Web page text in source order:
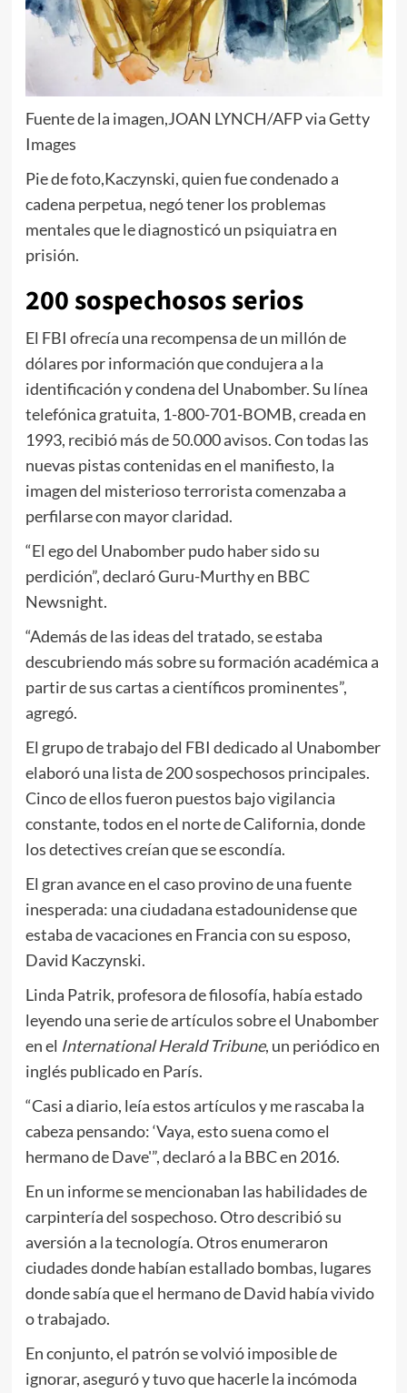
Fuente de la imagen,JOAN LYNCH/AFP via Getty
Images
Pie de foto,Kaczynski, quien fue condenado a
cadena perpetua, negó tener los problemas
mentales que le diagnosticó un psiquiatra en
prisión.
200 sospechosos serios
El FBI ofrecía una recompensa de un millón de
dólares por información que condujera a la
identificación y condena del Unabomber. Su línea
telefónica gratuita, 1-800-701-BOMB, creada en
1993, recibió más de 50.000 avisos. Con todas las
nuevas pistas contenidas en el manifiesto, la
imagen del misterioso terrorista comenzaba a
perfilarse con mayor claridad.
“El ego del Unabomber pudo haber sido su
perdición”, declaró Guru-Murthy en BBC
Newsnight.
“Además de las ideas del tratado, se estaba
descubriendo más sobre su formación académica a
partir de sus cartas a científicos prominentes”,
agregó.
El grupo de trabajo del FBI dedicado al Unabomber
elaboró una lista de 200 sospechosos principales.
Cinco de ellos fueron puestos bajo vigilancia
constante, todos en el norte de California, donde
los detectives creían que se escondía.
El gran avance en el caso provino de una fuente
inesperada: una ciudadana estadounidense que
estaba de vacaciones en Francia con su esposo,
David Kaczynski.
Linda Patrik, profesora de filosofía, había estado
leyendo una serie de artículos sobre el Unabomber
en el International Herald Tribune, un periódico en
inglés publicado en París.
“Casi a diario, leía estos artículos y me rascaba la
cabeza pensando: ‘Vaya, esto suena como el
hermano de Dave'”, declaró a la BBC en 2016.
En un informe se mencionaban las habilidades de
carpintería del sospechoso. Otro describió su
aversión a la tecnología. Otros enumeraron
ciudades donde habían estallado bombas, lugares
donde sabía que el hermano de David había vivido
o trabajado.
En conjunto, el patrón se volvió imposible de
ignorar, aseguró y tuvo que hacerle la incómoda